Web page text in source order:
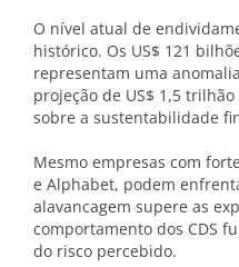
O nível atual de
histórico. Os US$ 121
representam uma
projeção de US$ 1,5
sobre a sustentabilidade
Mesmo empresas com
e Alphabet, podem
alavancagem supere as
comportamento dos CDS
do risco percebido.